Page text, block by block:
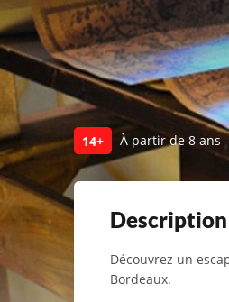
14+ À partir de 8 ans
Description
Découvrez un
Bordeaux.